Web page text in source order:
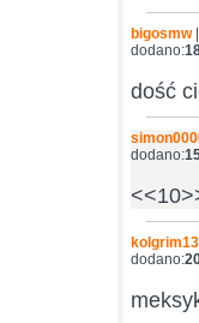
bigosmw|
dodano:
dość
dodano:
kolgrim13
dodano: